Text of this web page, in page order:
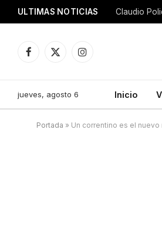
ULTIMAS NOTICIAS
Facebook
X
Instagram
jueves, agosto 6 Inicio
Portada » Un correntino es el